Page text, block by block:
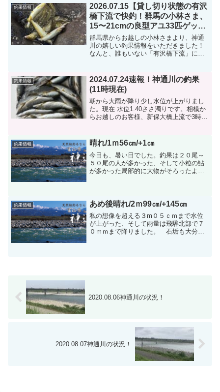
釣果情報
2026.07.15【貸し切り状態の有沢
橋下流で快釣！群馬の小林さま、
15〜21cmの良型アユ33匹ゲッ
ト！】
群馬県からお越しの小林さまより、神通
川の嬉しい釣果情報をいただきました！
なんと、誰もいない「有沢橋下流」に狙
の釣果を上げられました！サイズは
15cm〜21cm。特筆す...
釣果情報
2024.07.24速報！神通川の釣果
(11時現在)
朝から大雨が降り少し水位が上がりまし
た。現在 水位1.40ささ濁りです。相模か
らお越しのお客様、新保大橋上流で3時間
いまよ！コンディションの悪い中素晴ら
しい釣果です...
釣果情報 晴れ/1ｍ56㎝/+1㎝
今日も、暑い日でした。釣果は２０尾～
５０尾の人が多かった、そして小粒の鮎
が多かった局部的に大物がそろったよう
物が多かったようです。今...
釣果情報 あめ後晴れ/2ｍ99㎝/+145㎝
私の想像を超える３m０５ｃｍまで水位
が上がった、そして雨量は飛騨北部で７
０ｍｍまで降りました。 石垢も大分落
2020.08.06神通川の状況！
2020.08.07神通川の状況！